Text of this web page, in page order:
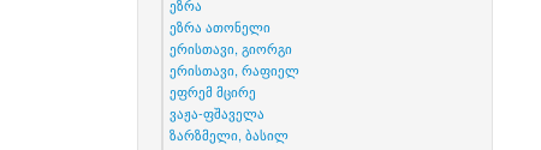
ეზრა
ეზრა ათონელი
ერისთავი, გიორგი
ერისთავი, რაფიელ
ეფრემ მცირე
ვაჟა-ფშაველა
ზარზმელი, ბასილ